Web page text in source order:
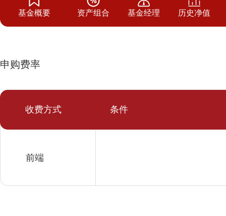
基金概要 资产组合 基金经理 历史净值
申购费率
收费方式 条件
前端